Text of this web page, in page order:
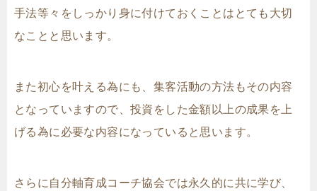
手法等々をしっかり身に付けておくことはとても大切
なことと思います。
また初心を叶える為にも、集客活動の方法もその内容
となっていますので、投資をした金額以上の成果を上
げる為に必要な内容になっていると思います。
さらに自分軸育成コーチ協会では永久的に共に学び、